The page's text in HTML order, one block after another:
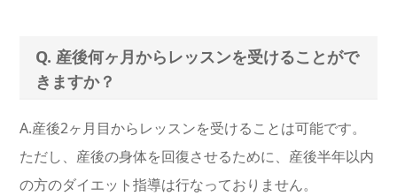
Q. 産後何ヶ月からレッスンを受けることがで
きますか？
A.産後2ヶ月目からレッスンを受けることは可能です。
ただし、産後の身体を回復させるために、産後半年以内
の方のダイエット指導は行なっておりません。